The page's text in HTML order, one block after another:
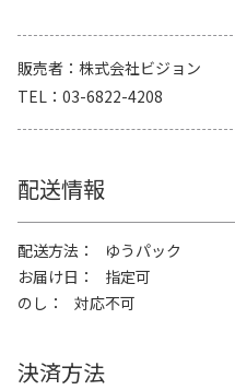
販売者
株式会社ビジョン
TEL
03-6822-4208
配送情報
配送方法
ゆうパック
お届け日
指定可
のし
対応不可
決済方法